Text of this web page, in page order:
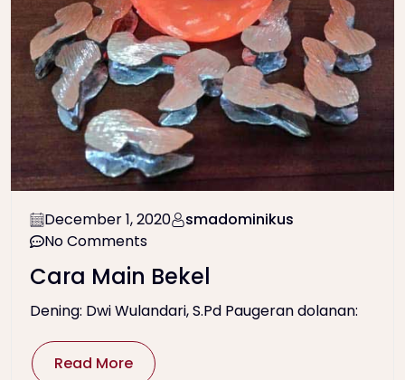
December 1, 2020
smadominikus
No Comments
Cara Main Bekel
Dening: Dwi Wulandari, S.Pd Paugeran dolanan:
Read More